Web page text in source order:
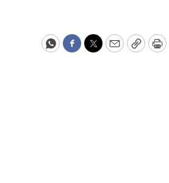
WhatsApp
Facebook
Twitter
EmailCopy